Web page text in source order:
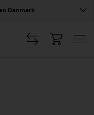
Danmark